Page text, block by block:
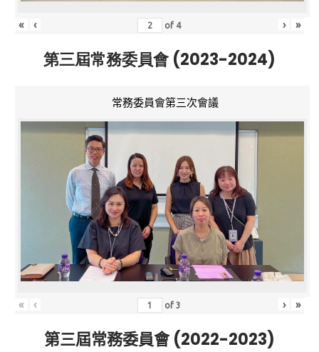
« ‹ of 4 › »
第三屆常務委員會 (2023-2024)
常務委員會第三次會議
« ‹ of3 › »
第三屆常務委員會 (2022-2023)